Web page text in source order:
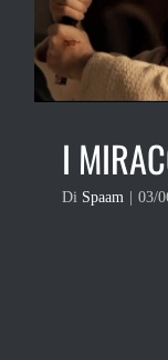
I
Di Spaam | 03/